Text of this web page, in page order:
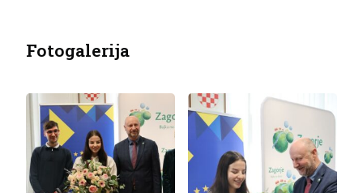
Fotogalerija